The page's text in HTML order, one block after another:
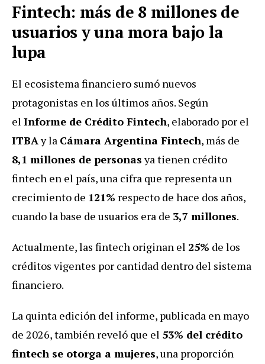
Fintech: más de 8 millones de
usuarios y una mora bajo la
lupa
El ecosistema financiero sumó nuevos
protagonistas en los últimos años. Según
el Informe de Crédito Fintech, elaborado por el
ITBAy la Cámara Argentina Fintech, más de
8,1 millones de personasya tienen crédito
fintech en el país, una cifra que representa un
crecimiento de 121% respecto de hace dos años,
cuando la base de usuarios era de 3,7 millones.
Actualmente, las fintech originan el 25% de los
créditos vigentes por cantidad dentro del sistema
financiero.
La quinta edición del informe, publicada en mayo
de 2026, también reveló que el 53% del crédito
fintech se otorga a mujeres, una proporción